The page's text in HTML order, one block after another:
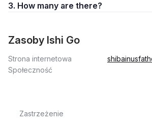
3. How many are there?
Zasoby Ishi Go
Strona internetowa
Społeczność
Zastrzeżenie